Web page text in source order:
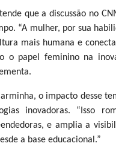
que a discussão no
“A mulher, por sua
mais humana e
o papel feminino na
o impacto desse
inovadoras. “Isso
e amplia a
a base educacional.”